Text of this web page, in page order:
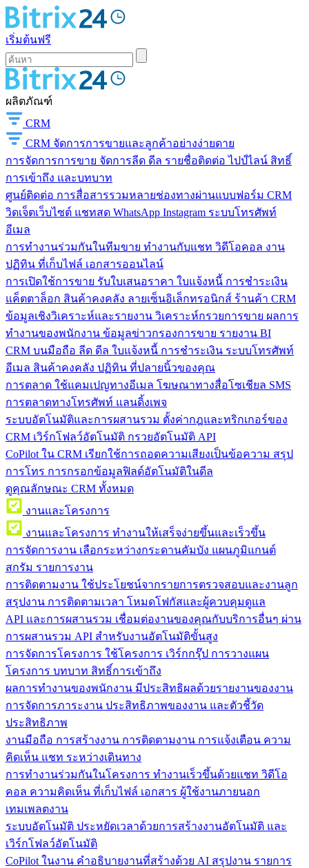
เริ่มต้นฟรี
ผลิตภัณฑ์
CRM
CRM จัดการการขายและลูกค้าอย่างง่ายดาย
การจัดการการขาย จัดการลีด ดีล รายชื่อติดต่อ ไปป์ไลน์ สิทธิ์
การเข้าถึง และบทบาท
ศูนย์ติดต่อ การสื่อสารรวมหลายช่องทางผ่านแบบฟอร์ม CRM
วิดเจ็ตเว็บไซต์ แชทสด WhatsApp Instagram ระบบโทรศัพท์
อีเมล
การทำงานร่วมกันในทีมขาย ทำงานกับแชท วิดีโอคอล งาน
ปฏิทิน ที่เก็บไฟล์ เอกสารออนไลน์
การเปิดใช้การขาย รับใบเสนอราคา ใบแจ้งหนี้ การชำระเงิน
แค็ตตาล็อก สินค้าคงคลัง ลายเซ็นอิเล็กทรอนิกส์ ร้านค้า CRM
ข้อมูลเชิงวิเคราะห์และรายงาน วิเคราะห์กรวยการขาย ผลการ
ทำงานของพนักงาน ข้อมูลข่าวกรองการขาย รายงาน BI
CRM บนมือถือ ลีด ดีล ใบแจ้งหนี้ การชำระเงิน ระบบโทรศัพท์
อีเมล สินค้าคงคลัง ปฏิทิน ที่ปลายนิ้วของคุณ
การตลาด ใช้แคมเปญทางอีเมล โฆษณาทางสื่อโซเชียล SMS
การตลาดทางโทรศัพท์ แลนดิ้งเพจ
ระบบอัตโนมัติและการผสานรวม ตั้งค่ากฎและทริกเกอร์ของ
CRM เวิร์กโฟลว์อัตโนมัติ กรวยอัตโนมัติ API
CoPilot ใน CRM เรียกใช้การถอดความเสียงเป็นข้อความ สรุป
การโทร การกรอกข้อมูลฟิลด์อัตโนมัติในดีล
ดูคุณลักษณะ CRM ทั้งหมด
งานและโครงการ
งานและโครงการ ทำงานให้เสร็จง่ายขึ้นและเร็วขึ้น
การจัดการงาน เลือกระหว่างกระดานคัมบัง แผนภูมิแกนต์
สกรัม รายการงาน
การติดตามงาน ใช้ประโยชน์จากรายการตรวจสอบและงานลูก
สรุปงาน การติดตามเวลา โหมดโฟกัสและผู้ควบคุมดูแล
API และการผสานรวม เชื่อมต่องานของคุณกับบริการอื่นๆ ผ่าน
การผสานรวม API สำหรับงานอัตโนมัติขั้นสูง
การจัดการโครงการ ใช้โครงการ เวิร์กกรุ๊ป การวางแผน
โครงการ บทบาท สิทธิ์การเข้าถึง
ผลการทำงานของพนักงาน มีประสิทธิผลด้วยรายงานของงาน
การจัดการภาระงาน ประสิทธิภาพของงาน และตัวชี้วัด
ประสิทธิภาพ
งานมือถือ การสร้างงาน การติดตามงาน การแจ้งเตือน ความ
คิดเห็น แชท ระหว่างเดินทาง
การทำงานร่วมกันในโครงการ ทํางานเร็วขึ้นด้วยแชท วิดีโอ
คอล ความคิดเห็น ที่เก็บไฟล์ เอกสาร ผู้ใช้งานภายนอก
เทมเพลตงาน
ระบบอัตโนมัติ ประหยัดเวลาด้วยการสร้างงานอัตโนมัติ และ
เวิร์กโฟลว์อัตโนมัติ
CoPilot ในงาน คำอธิบายงานที่สร้างด้วย AI สรุปงาน รายการ